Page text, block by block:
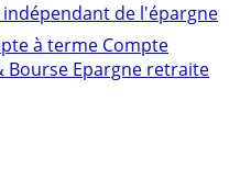
indépendant de l'épargne
à terme Compte
Bourse Epargne retraite